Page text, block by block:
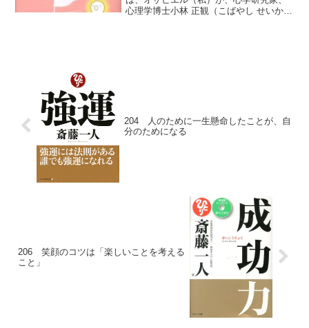
心理学博士小林 正観（こばやし せいか
204 人のために一生懸命したことが、自
分のためになる
206 笑顔のコツは「楽しいことを考える
こと」